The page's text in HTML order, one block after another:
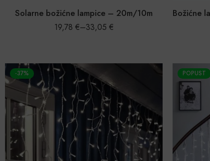
Solarne božićne lampice – 20m/10m
19,78 €–33,05 €
-37% POPUST